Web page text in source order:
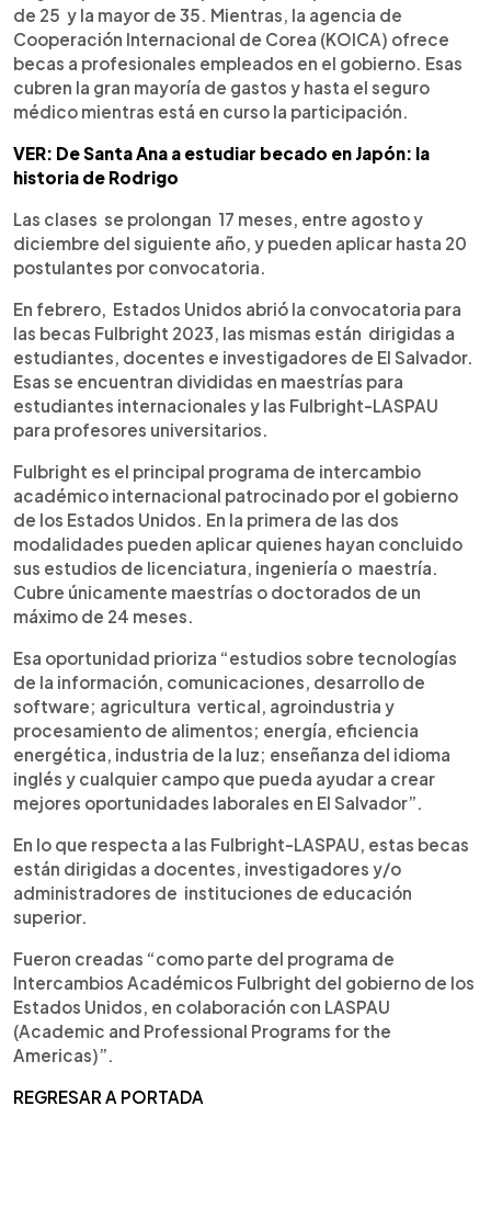
de 25 y la mayor de 35. Mientras, la agencia de
Cooperación Internacional de Corea (KOICA) ofrece
becas a profesionales empleados en el gobierno. Esas
cubren la gran mayoría de gastos y hasta el seguro
médico mientras está en curso la participación.
VER: De Santa Ana a estudiar becado en Japón: la
historia de Rodrigo
Las clases se prolongan 17 meses, entre agosto y
diciembre del siguiente año, y pueden aplicar hasta 20
postulantes por convocatoria.
En febrero, Estados Unidos abrió la convocatoria para
las becas Fulbright 2023, las mismas están dirigidas a
estudiantes, docentes e investigadores de El Salvador.
Esas se encuentran divididas en maestrías para
estudiantes internacionales y las Fulbright-LASPAU
para profesores universitarios.
Fulbright es el principal programa de intercambio
académico internacional patrocinado por el gobierno
de los Estados Unidos. En la primera de las dos
modalidades pueden aplicar quienes hayan concluido
sus estudios de licenciatura, ingeniería o maestría.
Cubre únicamente maestrías o doctorados de un
máximo de 24 meses.
Esa oportunidad prioriza “estudios sobre tecnologías
de la información, comunicaciones, desarrollo de
software; agricultura vertical, agroindustria y
procesamiento de alimentos; energía, eficiencia
energética, industria de la luz; enseñanza del idioma
inglés y cualquier campo que pueda ayudar a crear
mejores oportunidades laborales en El Salvador”.
En lo que respecta a las Fulbright-LASPAU, estas becas
están dirigidas a docentes, investigadores y/o
administradores de instituciones de educación
superior.
Fueron creadas “como parte del programa de
Intercambios Académicos Fulbright del gobierno de los
Estados Unidos, en colaboración con LASPAU
(Academic and Professional Programs for the
Americas)”.
REGRESAR A PORTADA